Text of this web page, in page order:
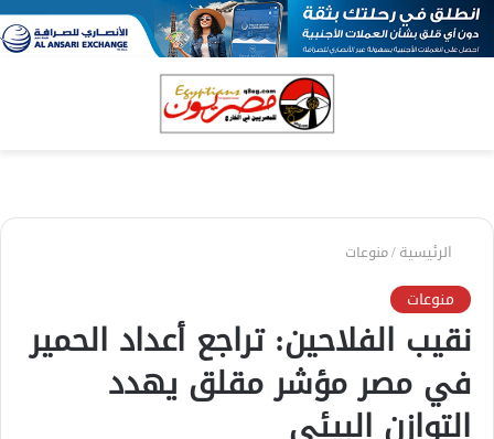
الرئيسية/منوعات
منوعات
نقيب الفلاحين: تراجع أعداد الحمير
في مصر مؤشر مقلق يهدد
التوازن البيئي